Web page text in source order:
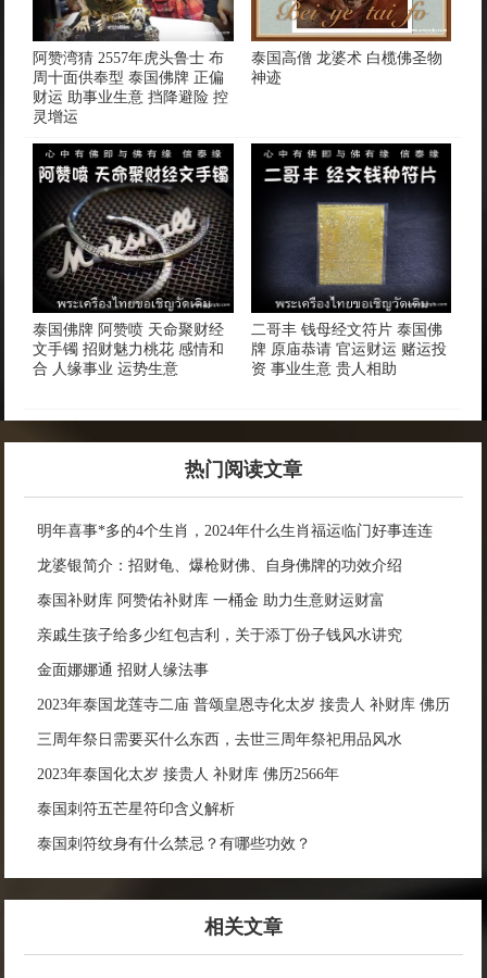
阿赞湾猜 2557年虎头鲁士 布
周十面供奉型 泰国佛牌 正偏
财运 助事业生意 挡降避险 控
灵增运
泰国高僧 龙婆术 白榄佛圣物
神迹
泰国佛牌 阿赞喷 天命聚财经
文手镯 招财魅力桃花 感情和
合 人缘事业 运势生意
二哥丰 钱母经文符片 泰国佛
牌 原庙恭请 官运财运 赌运投
资 事业生意 贵人相助
热门阅读文章
明年喜事*多的4个生肖，2024年什么生肖福运临门好事连连
龙婆银简介：招财龟、爆枪财佛、自身佛牌的功效介绍
泰国补财库 阿赞佑补财库 一桶金 助力生意财运财富
亲戚生孩子给多少红包吉利，关于添丁份子钱风水讲究
金面娜娜通 招财人缘法事
2023年泰国龙莲寺二庙 普颂皇恩寺化太岁 接贵人 补财库 佛历
2566年
三周年祭日需要买什么东西，去世三周年祭祀用品风水
2023年泰国化太岁 接贵人 补财库 佛历2566年
泰国刺符五芒星符印含义解析
泰国刺符纹身有什么禁忌？有哪些功效？
相关文章